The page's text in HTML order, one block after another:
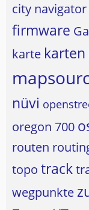
city navigator
firmware
karte karten
nüvi
oregon 700
routen
topo track
wegpunkte